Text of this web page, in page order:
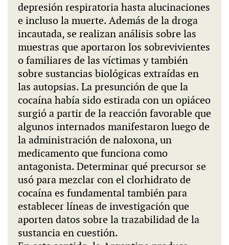
depresión respiratoria hasta alucinaciones
e incluso la muerte. Además de la droga
incautada, se realizan análisis sobre las
muestras que aportaron los sobrevivientes
o familiares de las víctimas y también
sobre sustancias biológicas extraídas en
las autopsias. La presunción de que la
cocaína había sido estirada con un opiáceo
surgió a partir de la reacción favorable que
algunos internados manifestaron luego de
la administración de naloxona, un
medicamento que funciona como
antagonista. Determinar qué precursor se
usó para mezclar con el clorhidrato de
cocaína es fundamental también para
establecer líneas de investigación que
aporten datos sobre la trazabilidad de la
sustancia en cuestión.